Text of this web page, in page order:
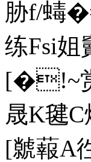
胁f/蝳
练Fsi
[�!~
晟K毽
[ 虩蕔